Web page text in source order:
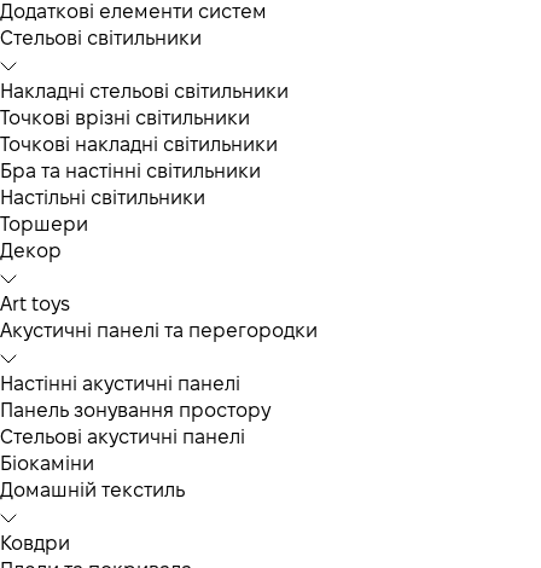
Додаткові елементи систем
Cтельові світильники
Накладні стельові світильники
Точкові врізні світильники
Точкові накладні світильники
Бра та настінні світильники
Настільні світильники
Торшери
Декор
Art toys
Акустичні панелі та перегородки
Настінні акустичні панелі
Панель зонування простору
Стельові акустичні панелі
Біокаміни
Домашній текстиль
Ковдри